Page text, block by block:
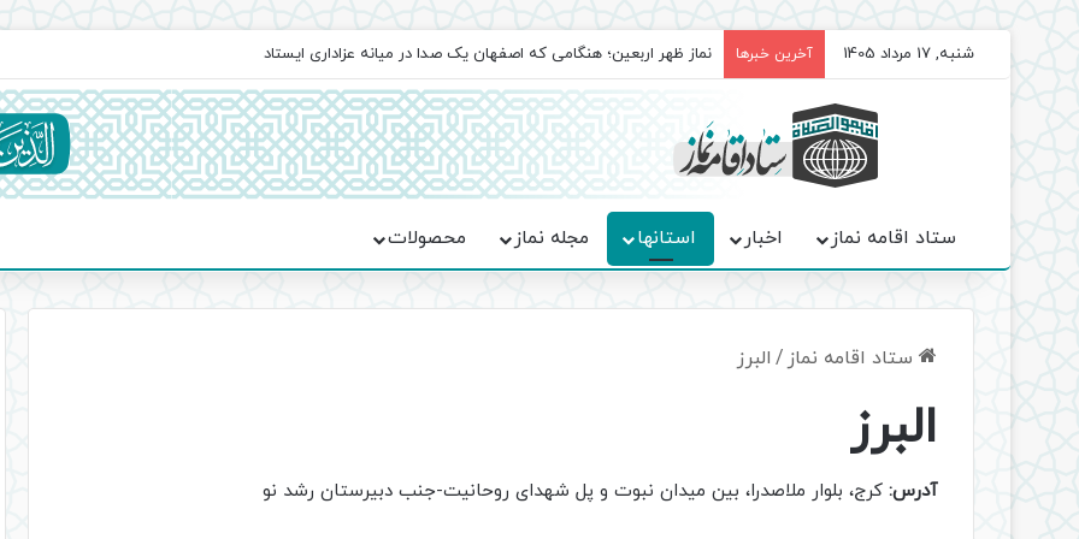
شنبه, 17 مرداد 1405 آخرین خبرها برگزاری باشکوه نمازهای جماعت در موکب فاطمه الزهرا (س)
ستاد اقامه نماز اخبار استانها مجله نماز محصولات
ستاد اقامه نماز / البرز
البرز
آدرس: کرج، بلوار ملاصدرا، بین میدان نبوت و پل شهدای روحانیت-جنب دبیرستان رشد نو